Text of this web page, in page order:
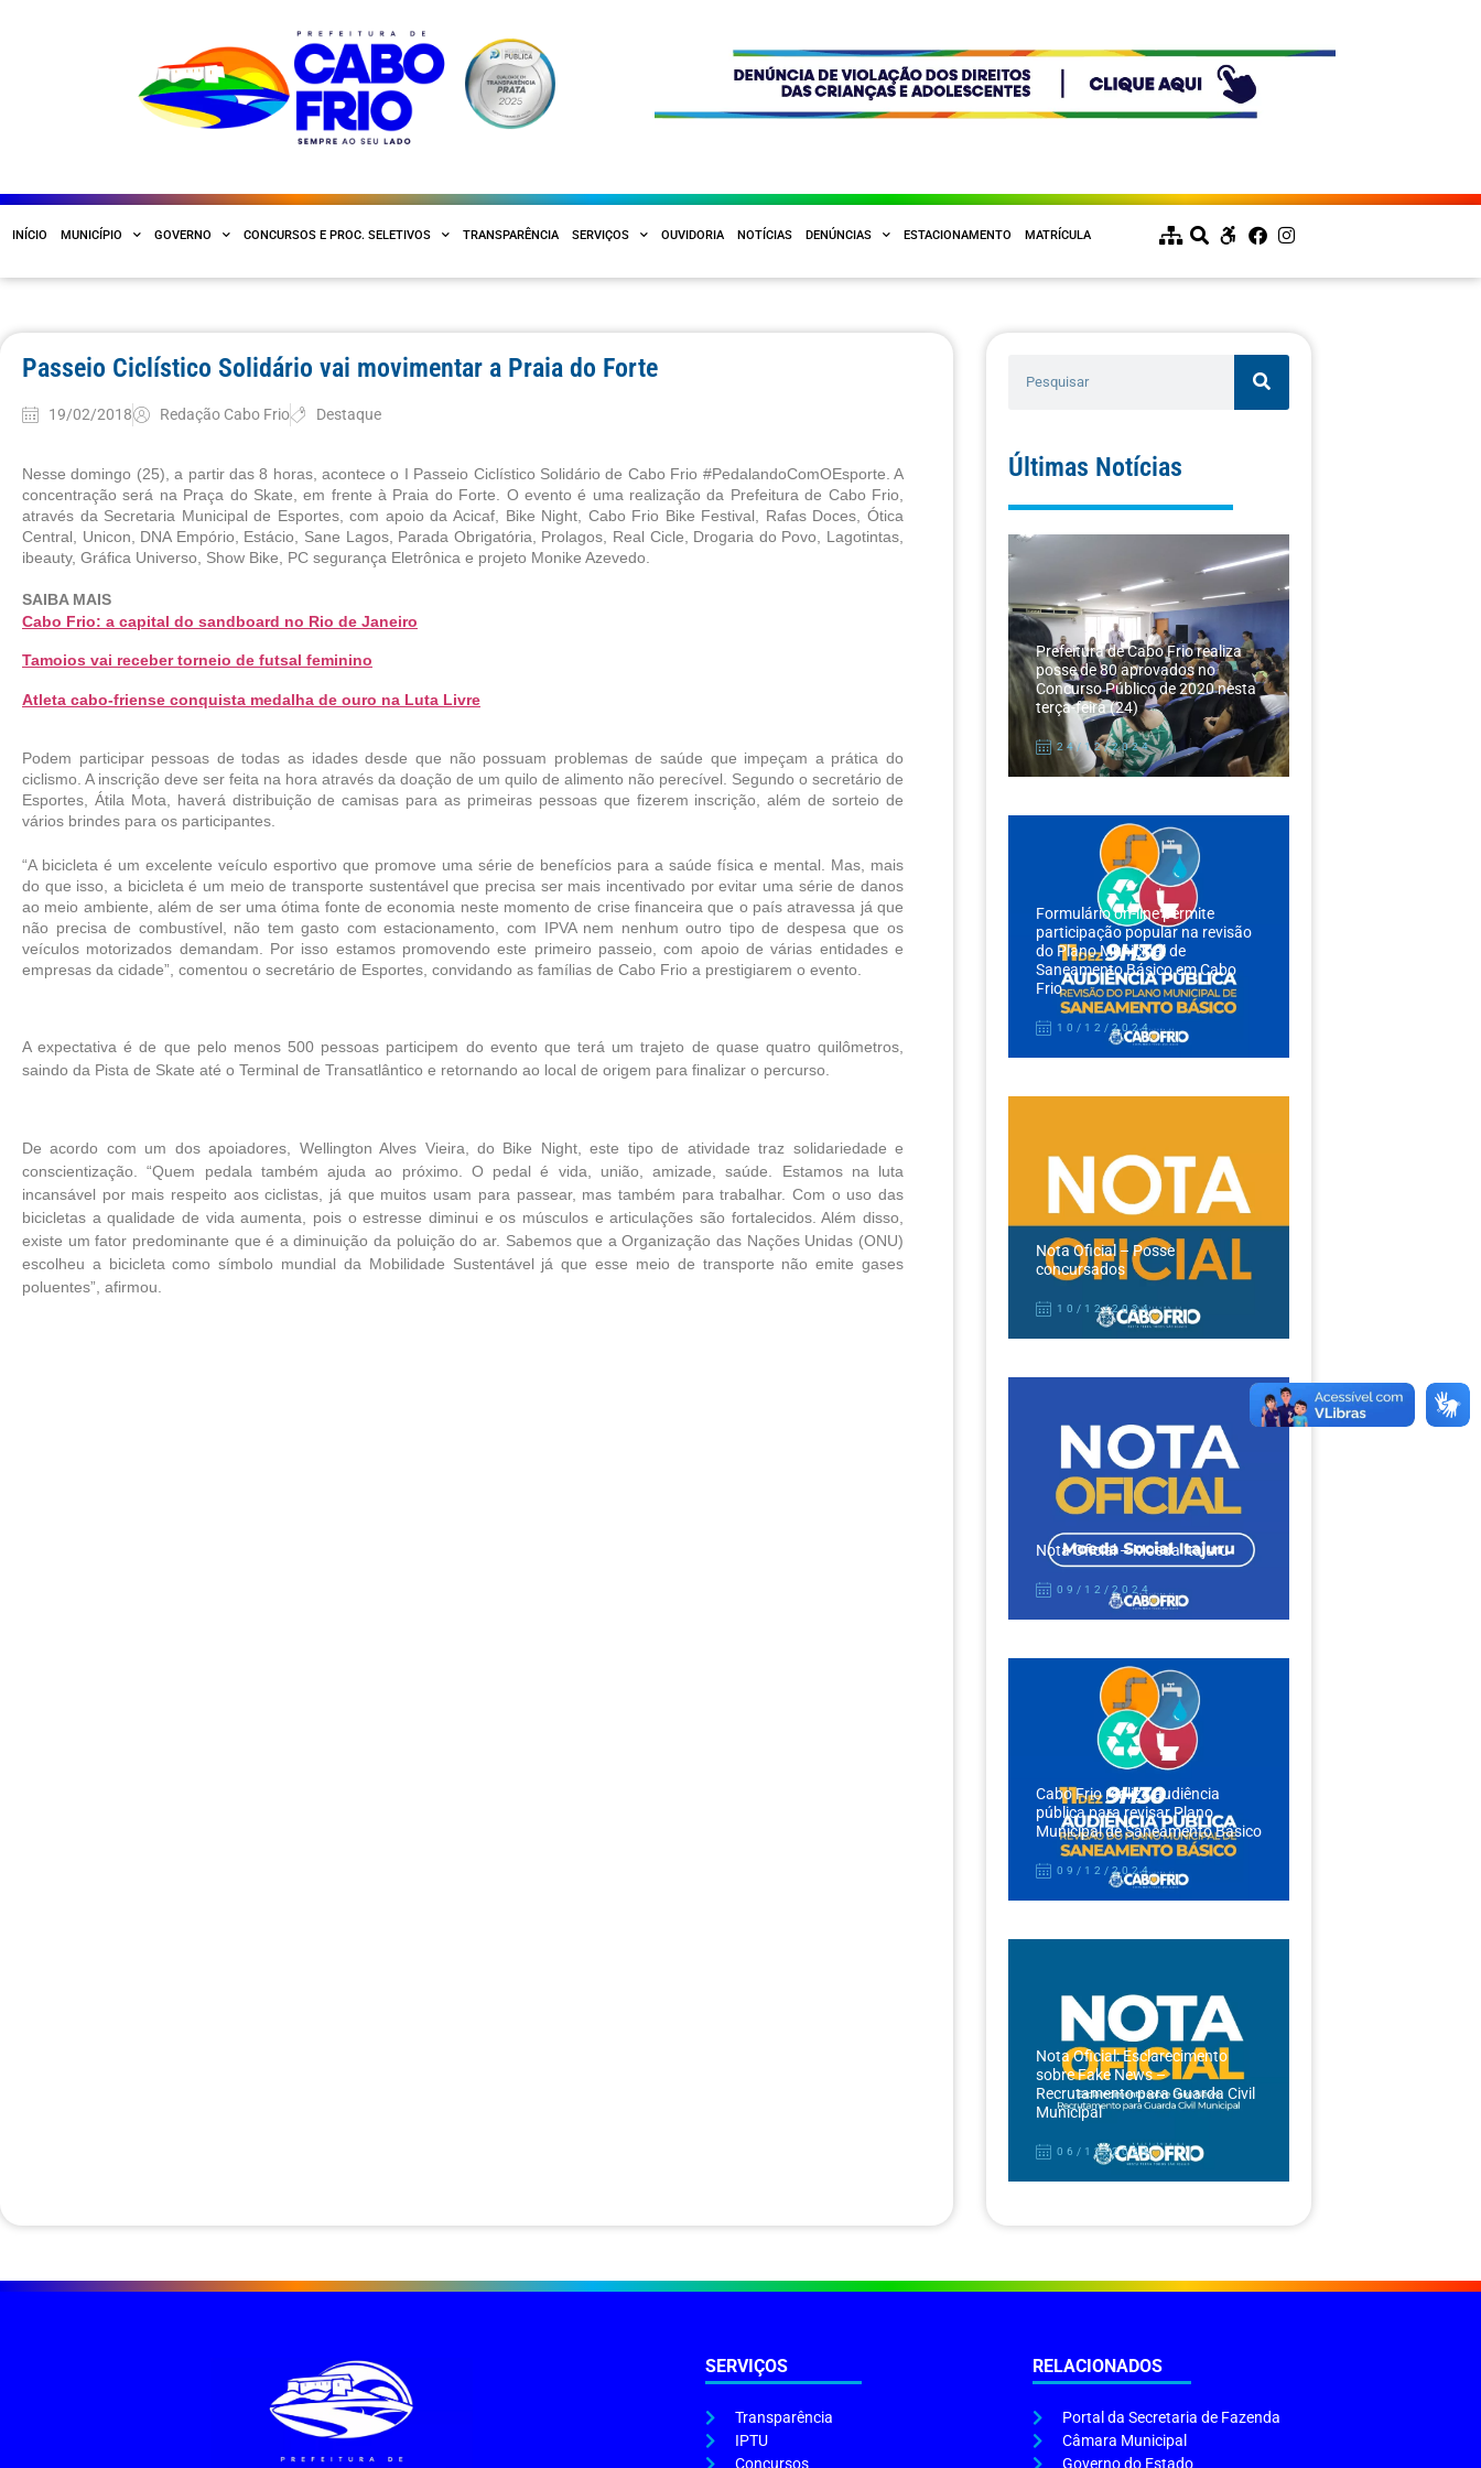
INÍCIO MUNICÍPIO GOVERNO CONCURSOS E PROC. SELETIVOS TRANSPARÊNCIA SERVIÇOS OUVIDORIA NOTÍCIAS DENÚNCIAS ESTACIONAMENTO MATRÍCULA
Passeio Ciclístico Solidário vai movimentar a Praia do Forte
19/02/2018 Redação Cabo Frio Destaque
Nesse domingo (25), a partir das 8 horas, acontece o I Passeio Ciclístico Solidário de Cabo Frio #PedalandoComOEsporte. A
concentração será na Praça do Skate, em frente à Praia do Forte. O evento é uma realização da Prefeitura de Cabo Frio,
através da Secretaria Municipal de Esportes, com apoio da Acicaf, Bike Night, Cabo Frio Bike Festival, Rafas Doces, Ótica
Central, Unicon, DNA Empório, Estácio, Sane Lagos, Parada Obrigatória, Prolagos, Real Cicle, Drogaria do Povo, Lagotintas,
ibeauty, Gráfica Universo, Show Bike, PC segurança Eletrônica e projeto Monike Azevedo.
SAIBA MAIS
Cabo Frio: a capital do sandboard no Rio de Janeiro
Tamoios vai receber torneio de futsal feminino
Atleta cabo-friense conquista medalha de ouro na Luta Livre
Podem participar pessoas de todas as idades desde que não possuam problemas de saúde que impeçam a prática do
ciclismo. A inscrição deve ser feita na hora através da doação de um quilo de alimento não perecível. Segundo o secretário de
Esportes, Átila Mota, haverá distribuição de camisas para as primeiras pessoas que fizerem inscrição, além de sorteio de
vários brindes para os participantes.
“A bicicleta é um excelente veículo esportivo que promove uma série de benefícios para a saúde física e mental. Mas, mais
do que isso, a bicicleta é um meio de transporte sustentável que precisa ser mais incentivado por evitar uma série de danos
ao meio ambiente, além de ser uma ótima fonte de economia neste momento de crise financeira que o país atravessa já que
não precisa de combustível, não tem gasto com estacionamento, com IPVA nem nenhum outro tipo de despesa que os
veículos motorizados demandam. Por isso estamos promovendo este primeiro passeio, com apoio de várias entidades e
empresas da cidade”, comentou o secretário de Esportes, convidando as famílias de Cabo Frio a prestigiarem o evento.
A expectativa é de que pelo menos 500 pessoas participem do evento que terá um trajeto de quase quatro quilômetros,
saindo da Pista de Skate até o Terminal de Transatlântico e retornando ao local de origem para finalizar o percurso.
De acordo com um dos apoiadores, Wellington Alves Vieira, do Bike Night, este tipo de atividade traz solidariedade e
conscientização. “Quem pedala também ajuda ao próximo. O pedal é vida, união, amizade, saúde. Estamos na luta
incansável por mais respeito aos ciclistas, já que muitos usam para passear, mas também para trabalhar. Com o uso das
bicicletas a qualidade de vida aumenta, pois o estresse diminui e os músculos e articulações são fortalecidos. Além disso,
existe um fator predominante que é a diminuição da poluição do ar. Sabemos que a Organização das Nações Unidas (ONU)
escolheu a bicicleta como símbolo mundial da Mobilidade Sustentável já que esse meio de transporte não emite gases
poluentes”, afirmou.
Últimas Notícias
Prefeitura de Cabo Frio realiza
posse de 80 aprovados no
Concurso Público de 2020 nesta
terça-feira (24)
24/12/2024
Formulário on-line permite
participação popular na revisão
do Plano Municipal de
Saneamento Básico em Cabo
Frio
10/12/2024
Nota Oficial – Posse
concursados
10/12/2024
Nota Oficial – Moeda Itajuru
09/12/2024
Cabo Frio realiza audiência
pública para revisar Plano
Municipal de Saneamento Básico
09/12/2024
Nota Oficial: Esclarecimento
sobre Fake News –
Recrutamento para Guarda Civil
Municipal
06/12/2024
SERVIÇOS
Transparência
IPTU
Concursos
RELACIONADOS
Portal da Secretaria de Fazenda
Câmara Municipal
Governo do Estado